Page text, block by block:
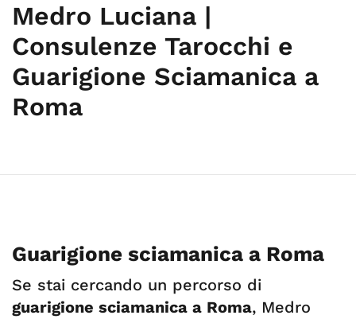
Medro Luciana |
Consulenze Tarocchi e
Guarigione Sciamanica a
Roma
Guarigione sciamanica a Roma
Se stai cercando un percorso di
guarigione sciamanica a Roma, Medro